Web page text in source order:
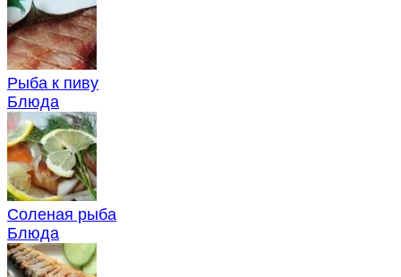
Рыба к пиву
Блюда
Соленая рыба
Блюда